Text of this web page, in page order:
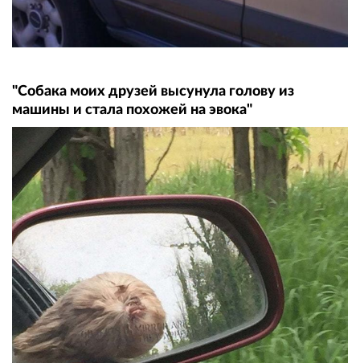
"Собака моих друзей высунула голову из
машины и стала похожей на эвока"